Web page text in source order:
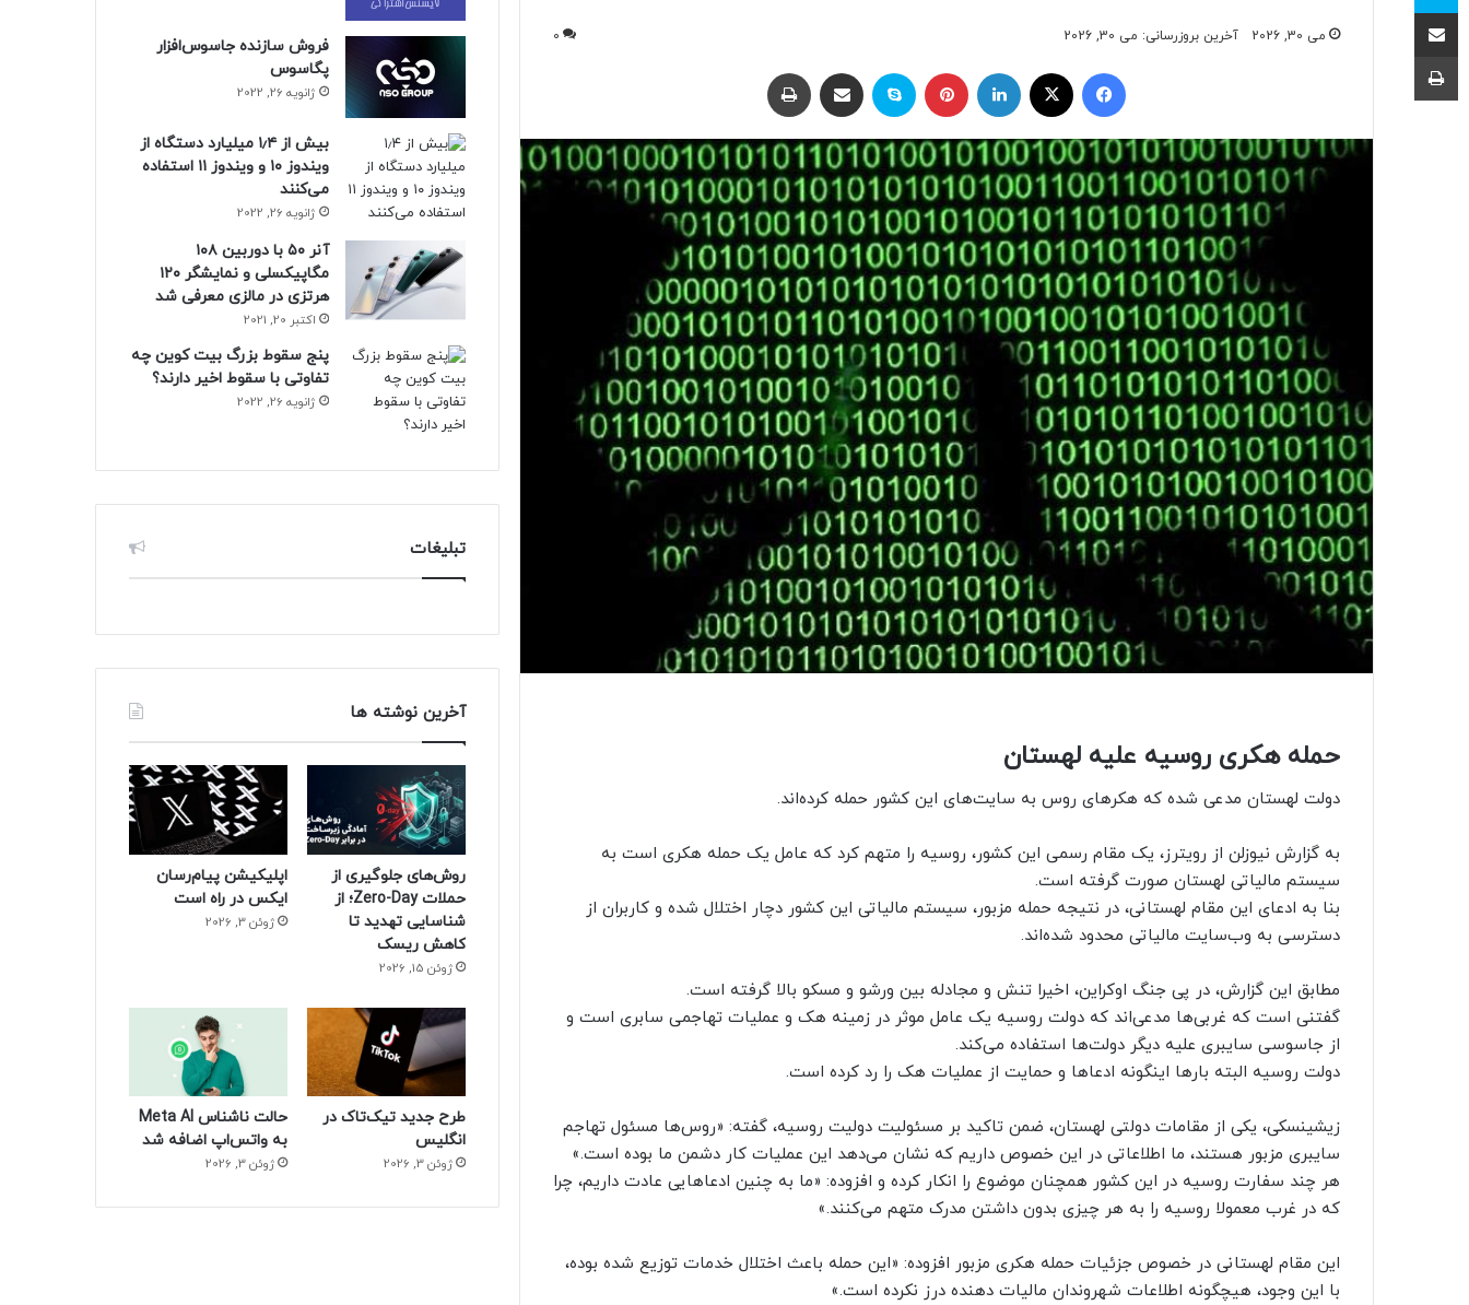
می 30, 2026 آخرین بروزرسانی: می 30, 2026 0
ایکس
حمله هکری روسیه علیه لهستان
دولت لهستان مدعی شده که هکرهای روس به سایت‌های این کشور حمله کرده‌اند.
به گزارش نیوزلن از رویترز، یک مقام رسمی این کشور، روسیه را متهم کرد که عامل یک حمله هکری است به
سیستم مالیاتی لهستان صورت گرفته است.
بنا به ادعای این مقام لهستانی، در نتیجه حمله مزبور، سیستم مالیاتی این کشور دچار اختلال شده و کاربران از
دسترسی به وب‌سایت مالیاتی محدود شده‌اند.
مطابق این گزارش، در پی جنگ اوکراین، اخیرا تنش و مجادله بین ورشو و مسکو بالا گرفته است.
گفتنی است که غربی‌ها مدعی‌اند که دولت روسیه یک عامل موثر در زمینه هک و عملیات تهاجمی سابری است و
از جاسوسی سایبری علیه دیگر دولت‌ها استفاده می‌کند.
دولت روسیه البته بارها اینگونه ادعاها و حمایت از عملیات هک را رد کرده است.
زیشینسکی، یکی از مقامات دولتی لهستان، ضمن تاکید بر مسئولیت دولیت روسیه، گفته: «روس‌ها مسئول تهاجم
سایبری مزبور هستند، ما اطلاعاتی در این خصوص داریم که نشان می‌دهد این عملیات کار دشمن ما بوده است.»
هر چند سفارت روسیه در این کشور همچنان موضوع را انکار کرده و افزوده: «ما به چنین ادعاهایی عادت داریم، چرا
که در غرب معمولا روسیه را به هر چیزی بدون داشتن مدرک متهم می‌کنند.»
این مقام لهستانی در خصوص جزئیات حمله هکری مزبور افزوده: «این حمله باعث اختلال خدمات توزیع شده بوده،
با این وجود، هیچگونه اطلاعات شهروندان مالیات دهنده درز نکرده است.»
فروش سازنده جاسوس‌افزار
پگاسوس
ژانویه 26, 2022
بیش از ۱٫۴ میلیارد دستگاه از
ویندوز ۱۰ و ویندوز ۱۱ استفاده
می‌کنند
ژانویه 26, 2022
آنر ۵۰ با دوربین ۱۰۸
مگاپیکسلی و نمایشگر ۱۲۰
هرتزی در مالزی معرفی شد
اکتبر 20, 2021
پنج سقوط بزرگ بیت کوین چه
تفاوتی با سقوط اخیر دارند؟
ژانویه 26, 2022
تبلیغات
آخرین نوشته ها
روش‌های جلوگیری از
حملات Zero-Day؛ از
شناسایی تهدید تا
کاهش ریسک
ژوئن 15, 2026
اپلیکیشن پیام‌رسان
ایکس در راه است
ژوئن 3, 2026
طرح جدید تیک‌تاک در
انگلیس
ژوئن 3, 2026
حالت ناشناس Meta AI
به واتس‌اپ اضافه شد
ژوئن 3, 2026